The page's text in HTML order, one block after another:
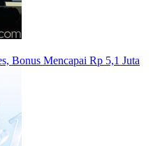
Bonus Mencapai Rp 5,1 Juta